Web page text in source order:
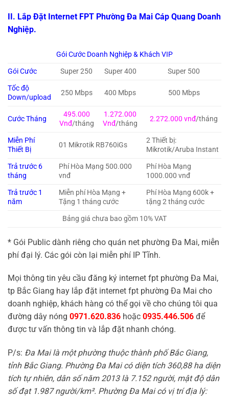
II. Lắp Đặt Internet FPT Phường Đa Mai Cáp Quang Doanh
Nghiệp.
Gói Cước Doanh Nghiệp & Khách VIP
Gói Cước
Super 250 Super 400
Super 500
Tốc độ
Down/upload
250 Mbps 400 Mbps 500 Mbps
Cước Tháng
495.000
Vnđ/tháng
1.272.000
Vnđ/tháng
2.272.000 vnđ/tháng
Miễn Phí
Thiết Bị
01 Mikrotik RB760iGs
2 Thiết bị:
Mikrotik/Aruba Instant
Trả trước 6
tháng
Phí Hòa Mạng 500.000
vnđ
Phí Hòa Mạng
1000.000 vnđ
Trả trước 1
năm
Miễn phí Hòa Mạng +
Tặng 1 tháng cước
Phí Hòa Mạng 600k +
tặng 2 tháng cước
Bảng giá chưa bao gồm 10% VAT
* Gói Public dành riêng cho quán net phường Đa Mai, miễn
phí đại lý. Các gói còn lại miễn phí IP Tĩnh.
Mọi thông tin yêu cầu đăng ký internet fpt phường Đa Mai,
tp Bắc Giang hay lắp đặt internet fpt phường Đa Mai cho
doanh nghiệp, khách hàng có thể gọi về cho chúng tôi qua
đường dây nóng 0971.620.836 hoặc 0935.446.506 để
được tư vấn thông tin và lắp đặt nhanh chóng.
P/s: Đa Mai là một phường thuộc thành phố Bắc Giang,
tỉnh Bắc Giang. Phường Đa Mai có diện tích 360,88 ha diện
tích tự nhiên, dân số năm 2013 là 7.152 người, mật độ dân
số đạt 1.987 người/km². Phường Đa Mai có vị trí địa lý: